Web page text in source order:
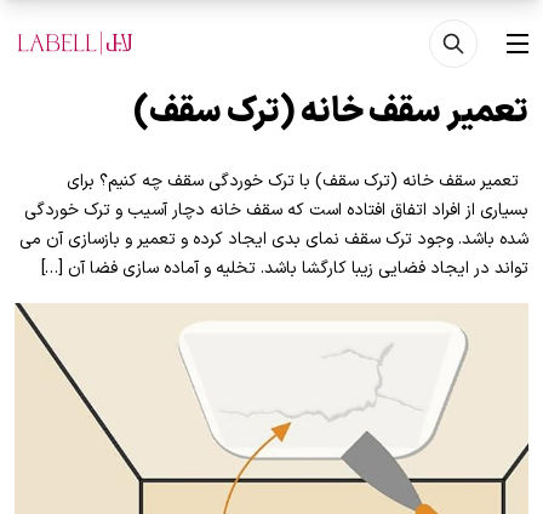
رفتن به محتوای اصلی
منو
تعمیر سقف خانه (ترک سقف)
تعمیر سقف خانه (ترک سقف) با ترک خوردگی سقف چه کنیم؟ برای
بسیاری از افراد اتفاق افتاده است که سقف خانه دچار آسیب و ترک خوردگی
شده باشد. وجود ترک سقف نمای بدی ایجاد کرده و تعمیر و بازسازی آن می
تواند در ایجاد فضایی زیبا کارگشا باشد. تخلیه و آماده سازی فضا آن […]